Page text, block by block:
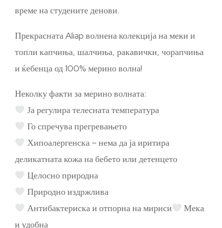
време на студените денови.
Прекрасната Aliap волнена колекција на меки и
топли капчиња, шалчиња, ракавички, чорапчиња
и ќебенца од 100% мерино волна!
Неколку факти за мерино волната:
Ја регулира телесната температура
Го спречува прегревањето
Хипоалергенска – нема да ја иритира
деликатната кожа на бебето или детенцето
Целосно природна
Природно издржлива
Антибактериска и отпорна на мириси
Мека
и удобна